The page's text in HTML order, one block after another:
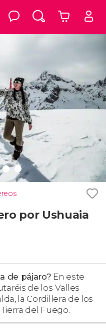
por Ushuaia
de pájaro? En este
de los Valles
la Cordillera de los
del Fuego.